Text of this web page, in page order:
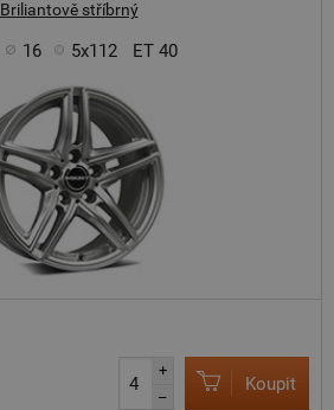
Briliantově stříbrný
16 5x112 ET 40
+
–
Koupit